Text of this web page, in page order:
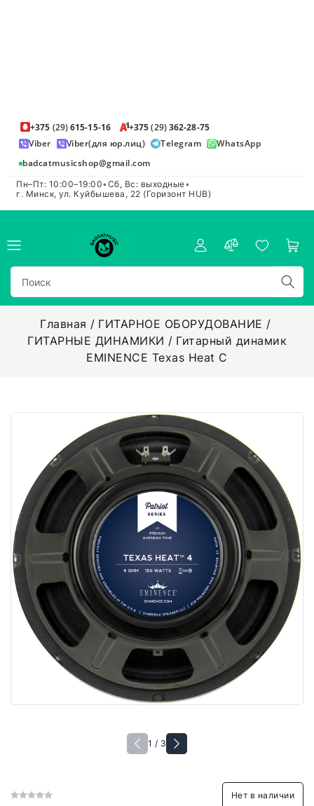
+375 (29)615-15-16 +375(29)362-28-75
Viber
Viber(для юр.лиц) Telegram
WhatsApp
badcatmusicshop@gmail.com
Пн–Пт: 10:00–19:00•Сб, Вс: выходные•
г. Минск, ул. Куйбышева, 22 (Горизонт HUB)
Главная
ГИТАРНОЕ ОБОРУДОВАНИЕ
ГИТАРНЫЕ ДИНАМИКИ
Гитарный динамик
EMINENCE Texas Heat C
1 / 3
Нет в наличии